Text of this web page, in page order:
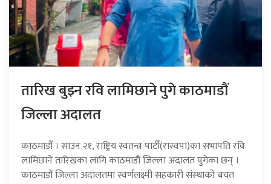
तारिख बुझ्न रवि लामिछाने पुगे काठमाडौं
जिल्ला अदालत
काठमाडौँ । साउन २१, राष्ट्रिय स्वतन्त्र पार्टी(रास्वपा)का सभापति रवि
लामिछाने तारिखका लागि काठमाडौं जिल्ला अदालत पुगेका छन् ।
काठमाडौं जिल्ला अदालतमा स्वर्णलक्ष्मी सहकारी संस्थाको बचत